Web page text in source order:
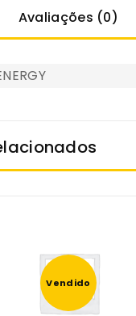
Avaliações (0)
Vendido